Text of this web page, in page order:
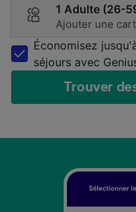
1 Adulte (26-
Ajouter une
Économisez
séjours avec
Trouver